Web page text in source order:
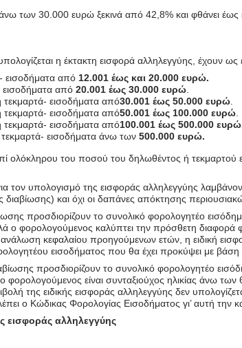
των 30.000 ευρώ ξεκινά από 42,8% και φθάνει έως
η έκτακτη εισφορά αλληλεγγύης, έχουν ως
εισοδήματα από 12.001 έως και 20.000 ευρώ.
εισοδήματα από 20.001 έως 30.000 ευρώ
εισοδήματα από30.001 έως 50.000 ευρώ
εισοδήματα από50.001 έως 100.000 ευρώ
εισοδήματα από100.001 έως 500.000
εισοδήματα άνω των 500.000 ευρώ.
ολόκληρου του ποσού του δηλωθέντος ή τεκμαρτού
τον υπολογισμό της εισφοράς αλληλεγγύης
διαβίωσης) και όχι οι δαπάνες απόκτησης
προσδιορίζουν το συνολικό φορολογητέο
ο φορολογούμενος καλύπτει την πρόσθετη διαφορά
κεφαλαίου προηγούμενων ετών, η ειδική
εισοδήματος που θα έχει προκύψει με βάση
προσδιορίζουν το συνολικό φορολογητέο
είναι συνταξιούχος ηλικίας άνω των
της ειδικής εισφοράς αλληλεγγύης δεν
ο Κώδικας Φορολογίας Εισοδήματος γι’ αυτή την
εισφοράς αλληλεγγύης